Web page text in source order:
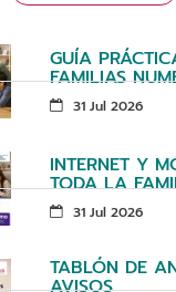
GUÍA
FAMILIAS
31 Jul 2026
INTERNET Y
TODA LA
31 Jul 2026
TABLÓN DE
AVISOS